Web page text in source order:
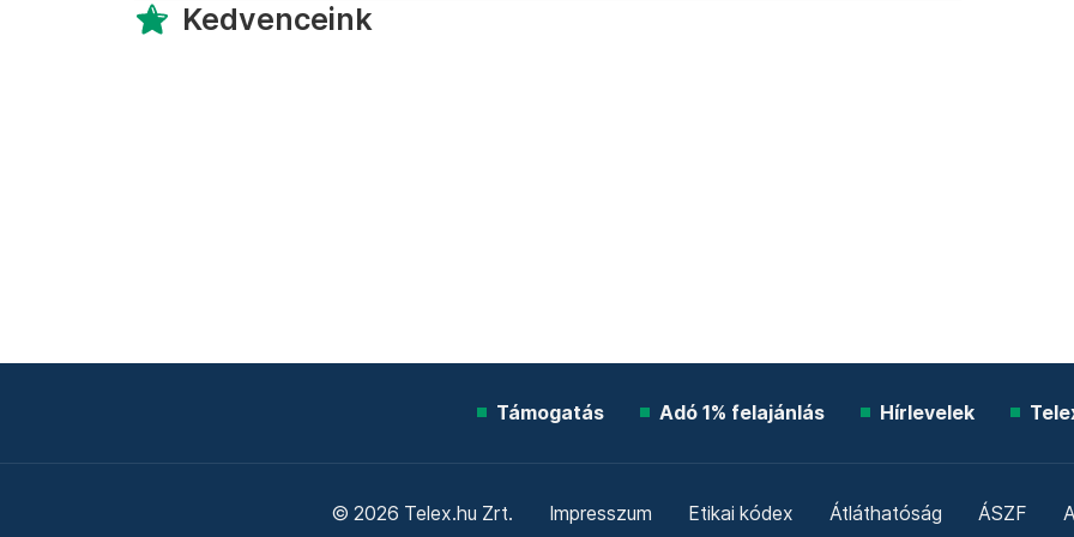
Kedvenceink
Támogatás Adó 1% felajánlás Hírlevelek
© 2026 Telex.hu Zrt. Impresszum Etikai kódex Átláthatóság ÁSZF